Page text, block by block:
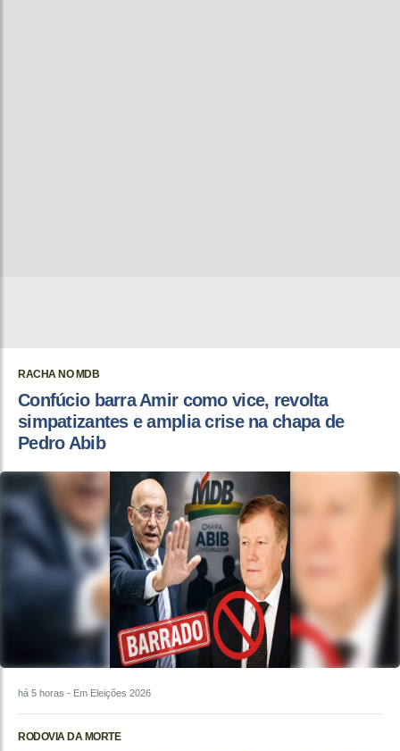
RACHA NO MDB
Confúcio barra Amir como vice, revolta
simpatizantes e amplia crise na chapa de
Pedro Abib
há 5 horas - Em Eleições 2026
RODOVIA DA MORTE